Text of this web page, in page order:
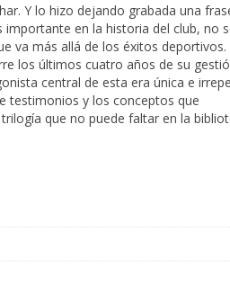
Y lo hizo dejando grabada una
en la historia del club, no
va más allá de los éxitos deportivos.
los últimos cuatro años de su
central de esta era única e
testimonios y los conceptos que
que no puede faltar en la